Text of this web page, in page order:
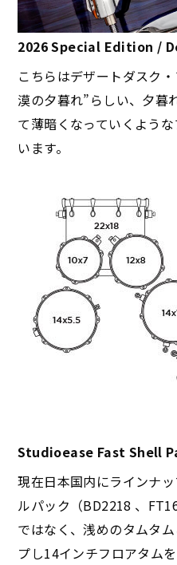
2026 Special Edition /
こちらはデザートダスク
漠の夕暮れ”らしい、夕暮
て薄暗くなっていくよう
います。
Studioease Fast Shell
現在日本国内にラインナ
ルパック（BD2218 、
ではなく、浅めのタムタ
プし14インチフロアタム